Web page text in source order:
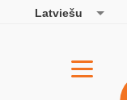
Latviešu